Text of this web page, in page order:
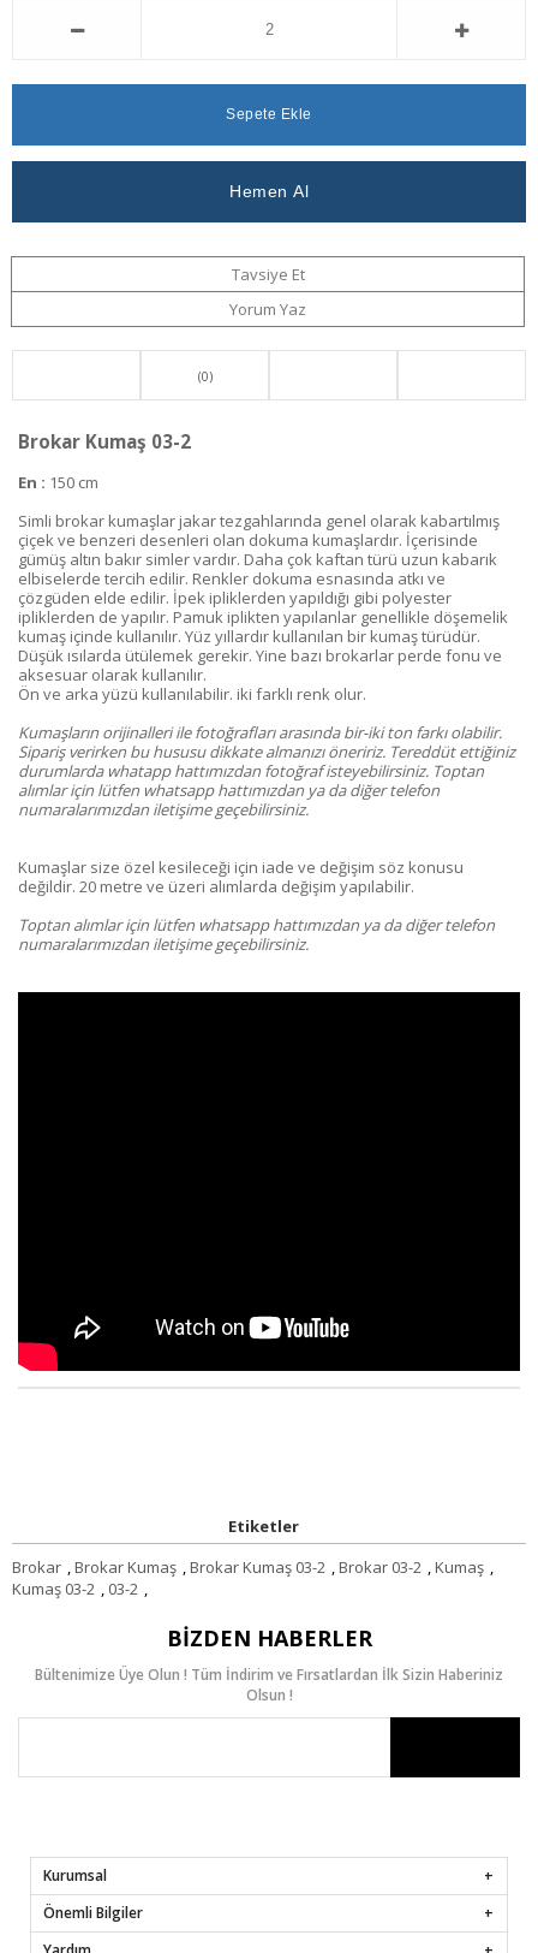
Ver
Tavsiye Et
Yorum Yaz
(0)
Brokar Kumaş 03-2
En : 150 cm
Simli brokar kumaşlar jakar tezgahlarında genel olarak kabartılmış
çiçek ve benzeri desenleri olan dokuma kumaşlardır. İçerisinde
gümüş altın bakır simler vardır. Daha çok kaftan türü uzun kabarık
elbiselerde tercih edilir. Renkler dokuma esnasında atkı ve
çözgüden elde edilir. İpek ipliklerden yapıldığı gibi polyester
ipliklerden de yapılır. Pamuk iplikten yapılanlar genellikle döşemelik
kumaş içinde kullanılır. Yüz yıllardır kullanılan bir kumaş türüdür.
Düşük ısılarda ütülemek gerekir. Yine bazı brokarlar perde fonu ve
aksesuar olarak kullanılır.
Ön ve arka yüzü kullanılabilir. iki farklı renk olur.
Kumaşların orijinalleri ile fotoğrafları arasında bir-iki ton farkı olabilir.
Sipariş verirken bu hususu dikkate almanızı öneririz. Tereddüt ettiğiniz
durumlarda whatapp hattımızdan fotoğraf isteyebilirsiniz. Toptan
alımlar için lütfen whatsapp hattımızdan ya da diğer telefon
numaralarımızdan iletişime geçebilirsiniz.
Kumaşlar size özel kesileceği için iade ve değişim söz konusu
değildir. 20 metre ve üzeri alımlarda değişim yapılabilir.
Toptan alımlar için lütfen whatsapp hattımızdan ya da diğer telefon
numaralarımızdan iletişime geçebilirsiniz.
Etiketler
Brokar ,Brokar Kumaş ,Brokar Kumaş 03-2 ,Brokar 03-2 ,Kumaş ,
Kumaş 03-2 , 03-2 ,
BIZDEN HABERLER
Bültenimize Üye Olun ! Tüm İndirim ve Fırsatlardan İlk Sizin Haberiniz
Olsun !
Kurumsal
Önemli Bilgiler